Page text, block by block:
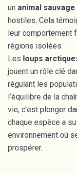
un animal sauvage
hostiles. Cela
leur comportement
régions isolées.
Les loups
jouent un rôle clé
régulant les
l’équilibre de la
vie, c’est plonger
chaque espèce a
environnement où
prospérer.